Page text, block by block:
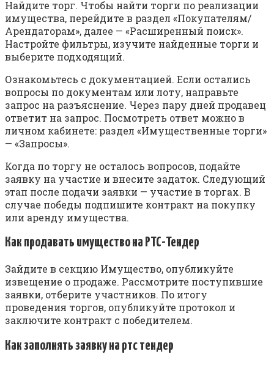
Найдите торг. Чтобы найти торги по реализации
имущества, перейдите в раздел «Покупателям/
Арендаторам», далее — «Расширенный поиск».
Настройте фильтры, изучите найденные торги и
выберите подходящий.
Ознакомьтесь с документацией. Если остались
вопросы по документам или лоту, направьте
запрос на разъяснение. Через пару дней продавец
ответит на запрос. Посмотреть ответ можно в
личном кабинете: раздел «Имущественные торги»
— «Запросы».
Когда по торгу не осталось вопросов, подайте
заявку на участие и внесите задаток. Следующий
этап после подачи заявки — участие в торгах. В
случае победы подпишите контракт на покупку
или аренду имущества.
Как продавать имущество на РТС-Тендер
Зайдите в секцию Имущество, опубликуйте
извещение о продаже. Рассмотрите поступившие
заявки, отберите участников. По итогу
проведения торгов, опубликуйте протокол и
заключите контракт с победителем.
Как заполнять заявку на ртс тендер